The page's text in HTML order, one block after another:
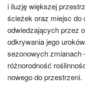
i iluzję większej
ścieżek oraz miejsc do
odwiedzających przez
odkrywania jego
sezonowych zmianach
różnorodność
nowego do przestrzeni.